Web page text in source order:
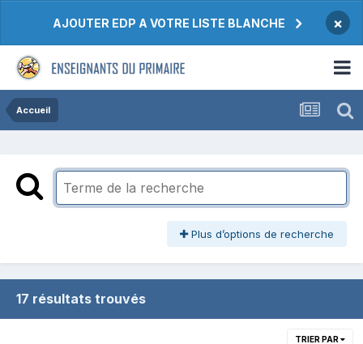
AJOUTER EDP A VOTRE LISTE BLANCHE ×
Accueil
Plus d’options de recherche
17 résultats trouvés
TRIER PAR